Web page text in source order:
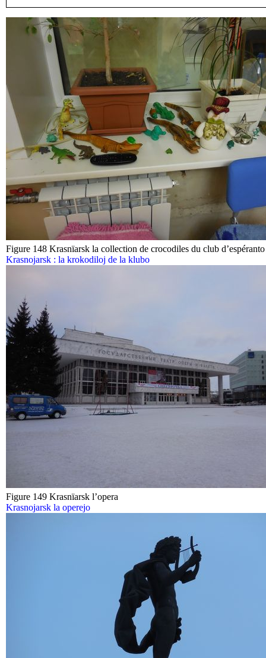
Figure 148 Krasnïarsk la collection de crocodiles du club
Krasnojarsk : la krokodiloj de la klubo
Figure 149 Krasnïarsk l’opera
Krasnojarsk la operejo